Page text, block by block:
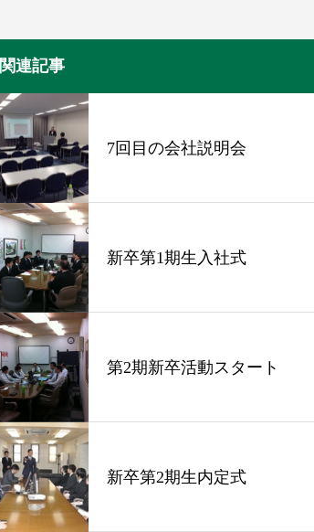
関連記事
7回目の会社説明会
新卒第1期生入社式
第2期新卒活動スタート
新卒第2期生内定式